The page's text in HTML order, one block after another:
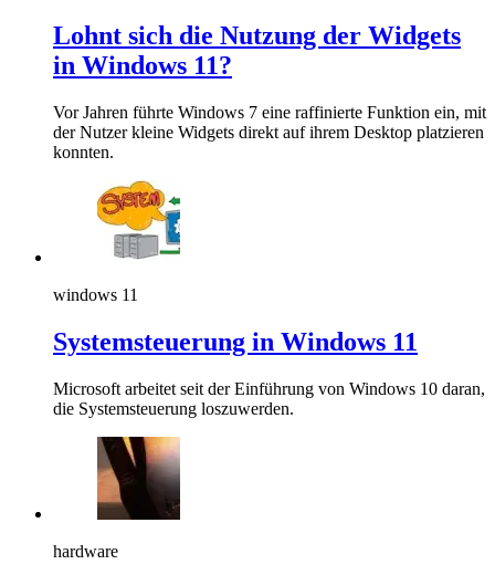
Lohnt sich die Nutzung der Widgets
in Windows 11?
Vor Jahren führte Windows 7 eine raffinierte Funktion ein, mit
der Nutzer kleine Widgets direkt auf ihrem Desktop platzieren
konnten.
windows 11
Systemsteuerung in Windows 11
Microsoft arbeitet seit der Einführung von Windows 10 daran,
die Systemsteuerung loszuwerden.
hardware